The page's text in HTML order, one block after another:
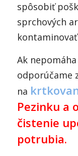
spôsobiť
sprchových
Ak
odporúčame
na
Pezinku a
čistenie
potrubia.